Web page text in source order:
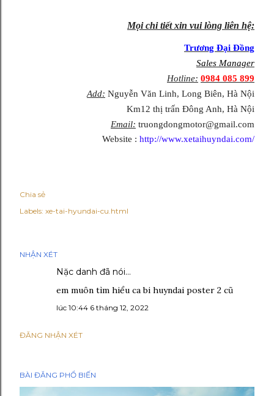
Mọi chi tiết xin vui lòng liên hệ:
Trương Đại Đồng
Sales Manager
Hotline: 0984 085 899
Add: Nguyễn Văn Linh, Long Biên, Hà Nội
Km12 thị trấn Đông Anh, Hà Nội
Email: truongdongmotor@gmail.com
Website : http://www.xetaihuyndai.com/
Chia sẻ
Labels: xe-tai-hyundai-cu.html
NHẬN XÉT
Nặc danh đã nói…
em muôn tìm hiểu ca bi huyndai poster 2 cũ
lúc 10:44 6 tháng 12, 2022
ĐĂNG NHẬN XÉT
BÀI ĐĂNG PHỔ BIẾN